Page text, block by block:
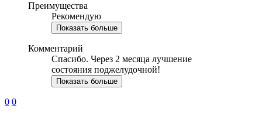
Преимущества
Рекомендую
Показать больше
Комментарий
Спасибо. Через 2 месяца лучшение
состояния поджелудочной!
Показать больше
0 0